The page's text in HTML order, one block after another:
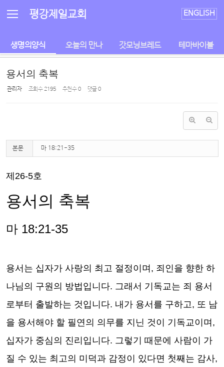
평강제일교회 ENGLISH
생명의양식 오늘의 만나 갓모닝브레드 테마바이블
용서의 축복
관리자 조회 수2195 추천 수0 댓글0
본문 마 18:21-35
제 26-5호
용서의 축복
마 18:21-35
용서는 십자가 사랑의 최고 절정이며 , 죄인을 향한 하
나님의 구원의 방법입니다. 그래서 기독교는 죄 용서
로부터 출발하는 것입니다. 내가 용서를 구하고, 또 남
을 용서해야 할 필연의 의무를 지닌 것이 기독교이며 ,
십자가 중심의 진리입니다. 그렇기 때문에 사람이 가
질 수 있는 최고의 미덕과 감정이 있다면 첫째는 감사,